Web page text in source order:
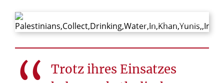
© Anas-Mohammed / Shutterstock.com
Trotz ihres Einsatzes